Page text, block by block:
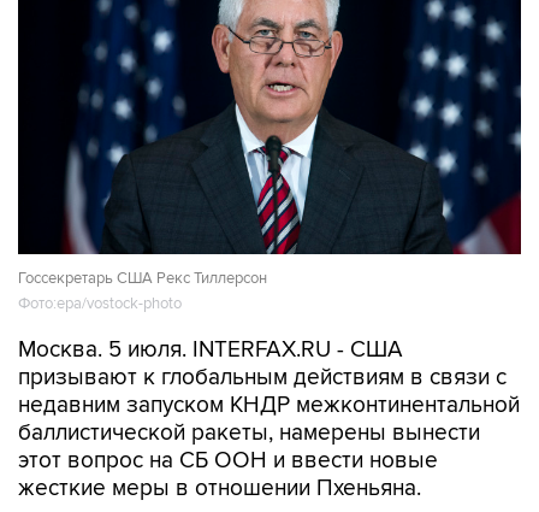
Госсекретарь США Рекс Тиллерсон
Фото:epa/vostock-photo
Москва. 5 июля. INTERFAX.RU - США
призывают к глобальным действиям в связи с
недавним запуском КНДР межконтинентальной
баллистической ракеты, намерены вынести
этот вопрос на СБ ООН и ввести новые
жесткие меры в отношении Пхеньяна.